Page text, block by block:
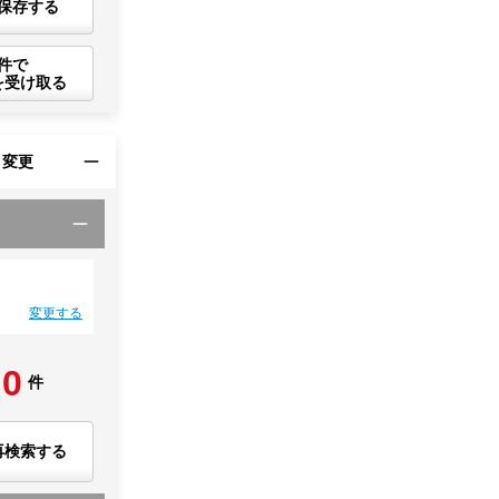
存する
で
受け取る
更
変更する
0 件
検索する